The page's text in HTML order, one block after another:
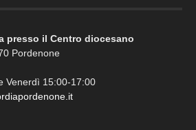
presso il Centro diocesano
Pordenone
Venerdì 15:00-17:00